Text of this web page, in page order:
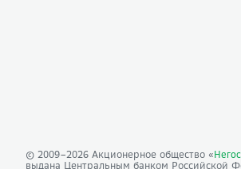
© 2009–2026 Акционерное общество «
выдана Центральным банком Российской